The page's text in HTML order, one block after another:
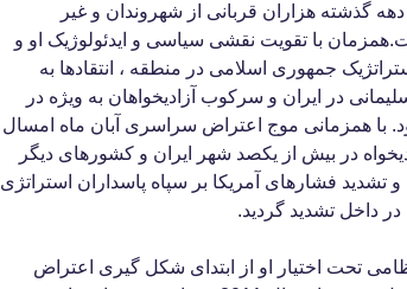
گذشته هزاران قربانی از شهروندان و غیر
با تقویت نقشی سیاسی و ایدئولوژیک او و
جمهوری اسلامی در منطقه ، انتقادها به
در ایران و سرکوب آزادیخواهان به ویژه در
شده بود. با همزمانی موج اعتراض سراسری آبان ماه امسال
در بیش از یکصد شهر ایران و کشورهای دیگر
تشدید فشارهای آمریکا بر سپاه پاسداران استراتژی
داخل تشدید گردید.
تحت اختیار او از ابتدای شکل گیری اعتراض